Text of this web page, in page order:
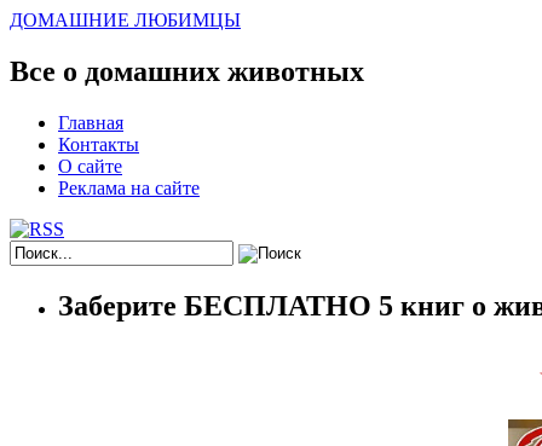
ДОМАШНИЕ ЛЮБИМЦЫ
Все о домашних животных
Главная
Контакты
О сайте
Реклама на сайте
Заберите БЕСПЛАТНО 5 книг о